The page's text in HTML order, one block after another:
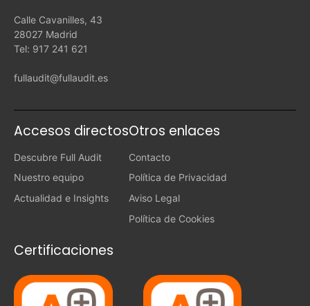
Calle Cavanilles, 43
28027 Madrid
Tel: 917 241 621
fullaudit@fullaudit.es
Accesos directos
Descubre Full Audit
Nuestro equipo
Actualidad e Insights
Otros enlaces
Contacto
Política de Privacidad
Aviso Legal
Política de Cookies
Certificaciones